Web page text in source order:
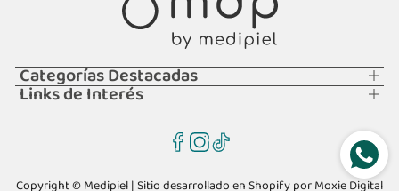
Categorías Destacadas
Links de Interés
Copyright © Medipiel | Sitio desarrollado en Shopify porMoxie Digital